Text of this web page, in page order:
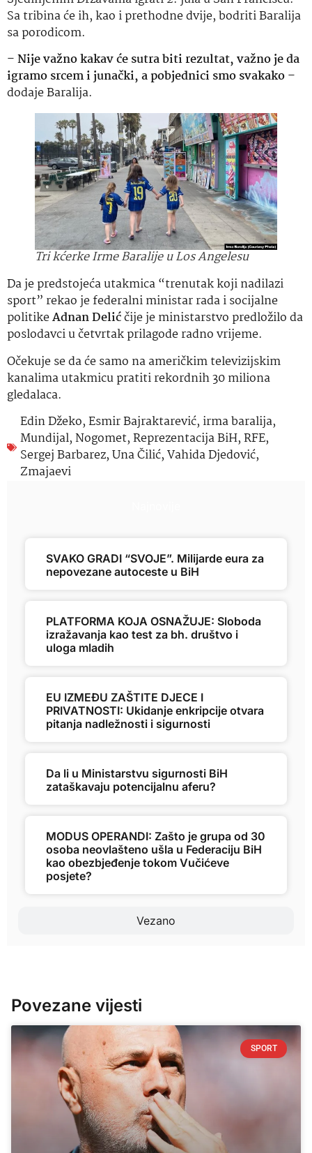
Sa tribina će ih, kao i prethodne dvije, bodriti Baralija
sa porodicom.
–Nije važno kakav će sutra biti rezultat, važno je da
igramo srcem i junački, a pobjednici smo svakako–
dodaje Baralija.
Tri kćerke Irme Baralije u Los Angelesu
Da je predstojeća utakmica “trenutak koji nadilazi
sport” rekao je federalni ministar rada i socijalne
politikeAdnan Delićčije je ministarstvo predložilo da
poslodavci u četvrtak prilagode radno vrijeme.
Očekuje se da će samo na američkim televizijskim
kanalima utakmicu pratiti rekordnih 30 miliona
gledalaca.
Edin Džeko,Esmir Bajraktarević, irma baralija,
Mundijal,Nogomet,Reprezentacija BiH,RFE,
Sergej Barbarez,Una Čilić,Vahida Djedović,
Zmajaevi
Vezano
SVAKO GRADI “SVOJE”. Milijarde eura za
nepovezane autoceste u BiH
PLATFORMA KOJA OSNAŽUJE: Sloboda
izražavanja kao test za bh. društvo i
uloga mladih
EU IZMEĐU ZAŠTITE DJECE I
PRIVATNOSTI: Ukidanje enkripcije otvara
pitanja nadležnosti i sigurnosti
Da li u Ministarstvu sigurnosti BiH
zataškavaju potencijalnu aferu?
MODUS OPERANDI: Zašto je grupa od 30
osoba neovlašteno ušla u Federaciju BiH
kao obezbjeđenje tokom Vučićeve
posjete?
Povezane vijesti
SPORT